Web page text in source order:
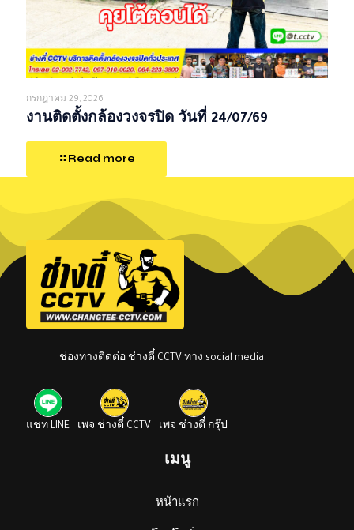
กรกฎาคม 29, 2026
งานติดตั้งกล้องวงจรปิด วันที่ 24/07/69
Read more
ช่องทางติดต่อ ช่างตี๋ CCTV ทาง social media
แชท LINE เพจ ช่างตี๋ CCTV เพจ ช่างตี๋ กรุ๊ป
เมนู
หน้าแรก